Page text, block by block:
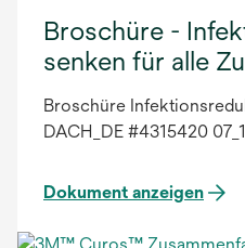
Broschüre -
senken für alle
Broschüre
DACH_DE #4315420
Dokument anzeigen